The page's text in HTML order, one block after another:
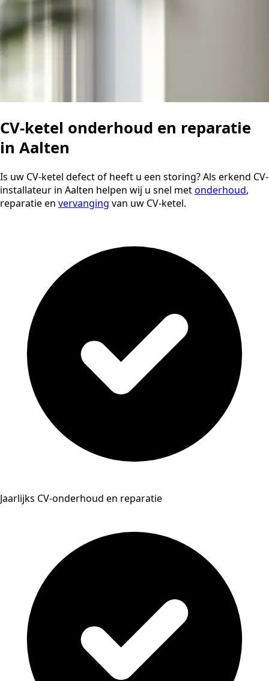
CV-ketel onderhoud en reparatie
in Aalten
Is uw CV-ketel defect of heeft u een storing? Als erkend CV-
installateur in Aalten helpen wij u snel metonderhoud,
reparatie en vervanging van uw CV-ketel.
Jaarlijks CV-onderhoud en reparatie